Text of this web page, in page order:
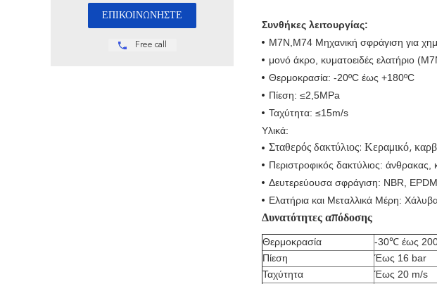
Free call
Συνθήκες λειτουργίας:
M7N,M74 Μηχανική σφράγιση για
μονό άκρο, κυματοειδές ελατήριο
Θερμοκρασία: -20ºC έως +180ºC
Πίεση: ≤2,5MPa
Ταχύτητα: ≤15m/s
Υλικά:
Σταθερός δακτύλιος: Κεραμικό,
Περιστροφικός δακτύλιος: άνθρακας,
Δευτερεύουσα σφράγιση: NBR,
Ελατήρια και Μεταλλικά Μέρη:
Δυνατότητες απόδοσης
Θερμοκρασία
-30℃ έως
Πίεση
Έως 16 bar
Ταχύτητα
Έως 20 m/s